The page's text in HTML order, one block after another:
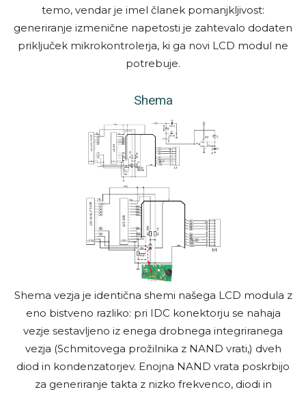
temo, vendar je imel članek pomanjkljivost:
generiranje izmenične napetosti je zahtevalo dodaten
priključek mikrokontrolerja, ki ga novi LCD modul ne
potrebuje.
She­ma
Shema vezja je identična shemi našega LCD modula z
eno bistveno razliko: pri IDC konektorju se nahaja
vezje sestavljeno iz enega drobnega integriranega
vezja (Schmitovega prožilnika z NAND vrati,) dveh
diod in kondenzatorjev. Enojna NAND vrata poskrbijo
za generiranje takta z nizko frekvenco, diodi in